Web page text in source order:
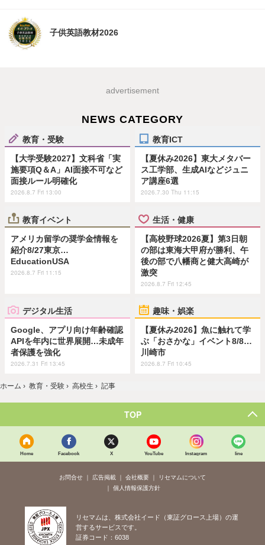
子供英語教材2026
advertisement
NEWS CATEGORY
教育・受験
【大学受験2027】文科省「実
施要項Q＆A」AI面接不可など
面接ルール明確化
2026.8.7 Fri 13:00
教育ICT
【夏休み2026】東大メタバー
ス工学部、生成AIなどジュニ
ア講座6選
2026.7.30 Thu 11:15
教育イベント
アメリカ留学の奨学金情報を
紹介8/27東京…
EducationUSA
2026.8.7 Fri 11:15
生活・健康
【高校野球2026夏】第3日朝
の部は東海大甲府が勝利、午
後の部で八幡商と健大高崎が
激突
2026.8.7 Fri 12:45
デジタル生活
Google、アプリ向け年齢確認
APIを年内に世界展開…未成年
者保護を強化
2026.7.31 Fri 13:45
趣味・娯楽
【夏休み2026】魚に触れて学
ぶ「おさかな」イベント8/8…
川崎市
2026.8.7 Fri 10:45
ホーム › 教育・受験 › 高校生 › 記事
TOP
Home Facebook X YouTube Instagram line
お問合せ 広告掲載 会社概要
リセマムについて
個人情報保護方針
リセマムは、株式会社イード（東証グロース上場）の運
営するサービスです。
証券コード：6038